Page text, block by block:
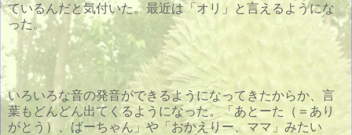
ているんだと気付いた。最近は「オリ」と言えるようにな
った。
いろいろな音の発音ができるようになってきたからか、言
葉もどんどん出てくるようになった。「あとーた（＝あり
がとう）、ばーちゃん」や「おかえりー、ママ」みたい